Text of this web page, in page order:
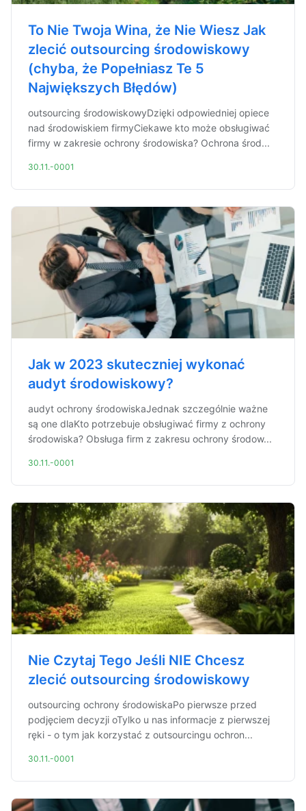
To Nie Twoja Wina, że Nie Wiesz Jak
zlecić outsourcing środowiskowy
(chyba, że Popełniasz Te 5
Największych Błędów)
outsourcing środowiskowyDzięki odpowiedniej opiece
nad środowiskiem firmyCiekawe kto może obsługiwać
firmy w zakresie ochrony środowiska? Ochrona środ...
30.11.-0001
Jak w 2023 skuteczniej wykonać
audyt środowiskowy?
audyt ochrony środowiskaJednak szczególnie ważne
są one dlaKto potrzebuje obsługiwać firmy z ochrony
środowiska? Obsługa firm z zakresu ochrony środow...
30.11.-0001
Nie Czytaj Tego Jeśli NIE Chcesz
zlecić outsourcing środowiskowy
outsourcing ochrony środowiskaPo pierwsze przed
podjęciem decyzji oTylko u nas informacje z pierwszej
ręki - o tym jak korzystać z outsourcingu ochron...
30.11.-0001